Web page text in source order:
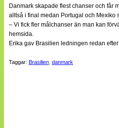
Webb-TV
Cuper
Medlemsbilder
Till klubbkassan
NÄTverket
Om oss
Danmark skapade flest chanser och får
alltså i final medan Portugal och Mexiko
– Vi fick fler målchanser än man kan
hemsida.
Erika gav Brasilien ledningen redan
Taggar: Brasilien danmark